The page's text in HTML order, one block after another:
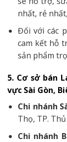
nhất, rẻ
Đối với các
cam kết hỗ
sản phẩm
5. Cơ sở bán
vực Sài Gòn,
Chi nhánh
Thọ, TP.
Chi nhánh